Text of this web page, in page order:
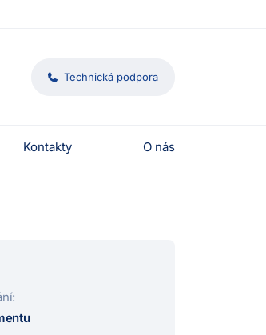
Technická podpora
Kontakty O nás